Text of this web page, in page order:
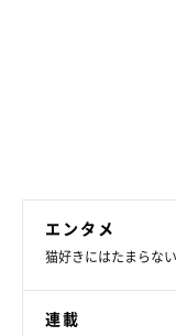
エンタメ
猫好きにはたまらな
連載